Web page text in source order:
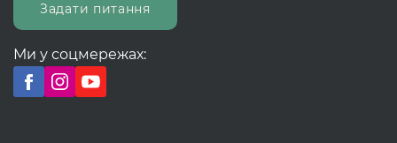
Задати питання
Ми у соцмережах: